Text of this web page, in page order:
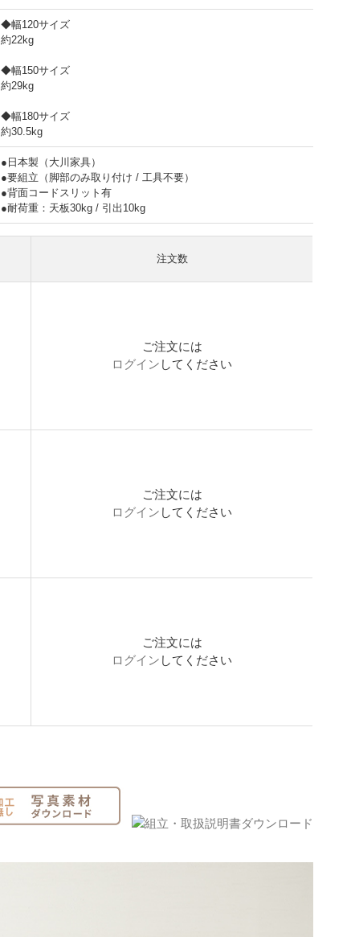
◆幅120サイズ
約22kg
◆幅150サイズ
約29kg
◆幅180サイズ
約30.5kg
●日本製（大川家具）
●要組立（脚部のみ取り付け / 工具不要）
●背面コードスリット有
●耐荷重：天板30kg / 引出10kg
注文数
ご注文には
ログイン してください
ご注文には
ログイン してください
ご注文には
ログイン してください